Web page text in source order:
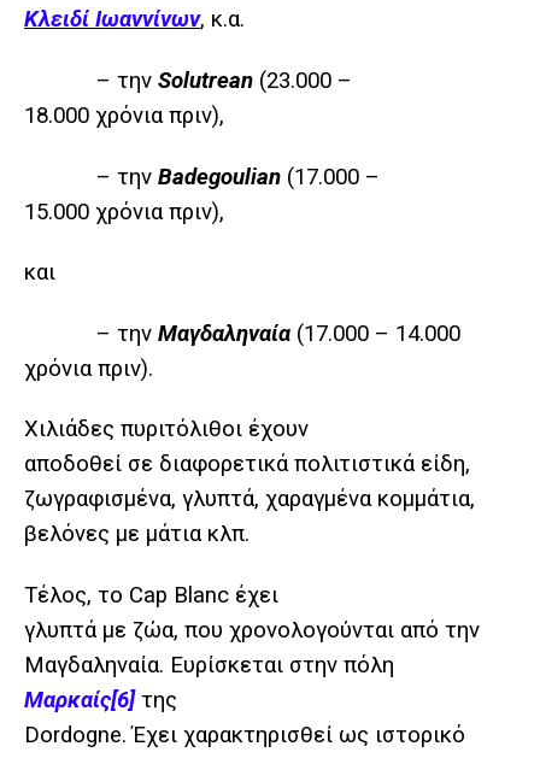
Κλειδί Ιωαννίνων, κ.α.
– την Solutrean (23.000 –
18.000 χρόνια πριν),
– την Badegoulian (17.000 –
15.000 χρόνια πριν),
και
– την Μαγδαληναία (17.000 – 14.000
χρόνια πριν).
Χιλιάδες πυριτόλιθοι έχουν
αποδοθεί σε διαφορετικά πολιτιστικά είδη,
ζωγραφισμένα, γλυπτά, χαραγμένα κομμάτια,
βελόνες με μάτια κλπ.
Τέλος, το Cap Blanc έχει
γλυπτά με ζώα, που χρονολογούνται από την
Μαγδαληναία. Ευρίσκεται στην πόλη
Μαρκαίς[6]της
Dordogne. Έχει χαρακτηρισθεί ως ιστορικό